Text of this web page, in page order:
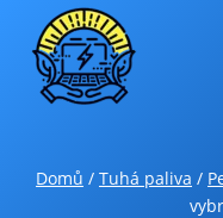
Přeskočit
obsah
Domů / Tuhá paliva /